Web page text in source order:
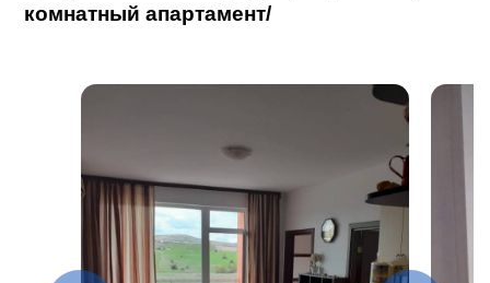
комнатный апартамент/